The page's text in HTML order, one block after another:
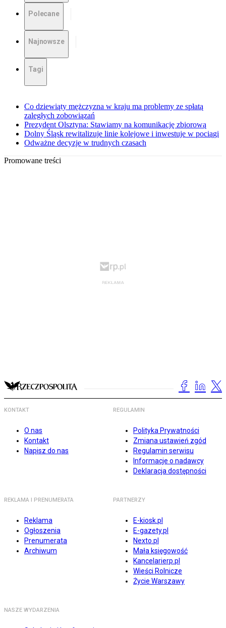
Polecane
Najnowsze
Tagi
Co dziewiąty mężczyzna w kraju ma problemy ze spłatą
zaległych zobowiązań
Prezydent Olsztyna: Stawiamy na komunikację zbiorową
Dolny Śląsk rewitalizuje linie kolejowe i inwestuje w pociągi
Odważne decyzje w trudnych czasach
Promowane treści
KONTAKT
O nas
Kontakt
Napisz do nas
REGULAMIN
Polityka Prywatności
Zmiana ustawień zgód
Regulamin serwisu
Informacje o nadawcy
Deklaracja dostępności
REKLAMA I PRENUMERATA
Reklama
Ogłoszenia
Prenumerata
Archiwum
PARTNERZY
E-kiosk.pl
E-gazety.pl
Nexto.pl
Mała księgowość
Kancelarierp.pl
Wieści Rolnicze
Życie Warszawy
NASZE WYDARZENIA